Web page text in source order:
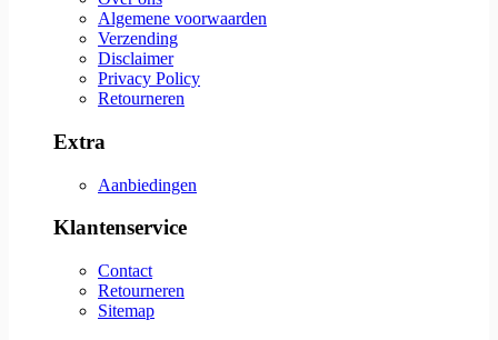
Algemene voorwaarden
Verzending
Disclaimer
Privacy Policy
Retourneren
Extra
Aanbiedingen
Klantenservice
Contact
Retourneren
Sitemap